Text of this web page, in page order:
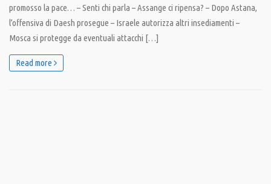
promosso la pace… – Senti chi parla – Assange ci ripensa? – Dopo Astana,
l’offensiva di Daesh prosegue – Israele autorizza altri insediamenti –
Mosca si protegge da eventuali attacchi […]
Read more